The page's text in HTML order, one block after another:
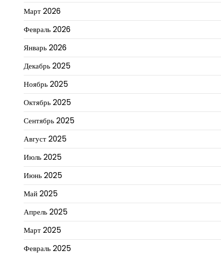
Март 2026
Февраль 2026
Январь 2026
Декабрь 2025
Ноябрь 2025
Октябрь 2025
Сентябрь 2025
Август 2025
Июль 2025
Июнь 2025
Май 2025
Апрель 2025
Март 2025
Февраль 2025